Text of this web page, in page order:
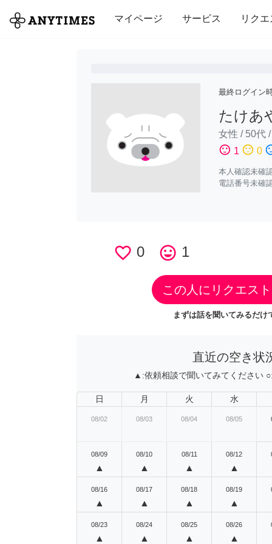
マイページ サービス リクエ
全て 修理・組立 家事 引っ越し
最終ログイン
たけあ
女性 / 50代 /
sentiment_satisfied 1 sentiment_neutral 0
本人確認未確
電話番号未確
favorite_border 0 tag_faces 1
この人にリクエス
まずは話を聞いてみるだけ
直近の空き状
▲:依頼相談で聞いてみてください ○:
日 月 火 水
08/02 08/03 08/04 08/05
08/09
▲
08/10
▲
08/11
▲
08/12
▲
08/16
▲
08/17
▲
08/18
▲
08/19
▲
08/23
▲
08/24
▲
08/25
▲
08/26
▲